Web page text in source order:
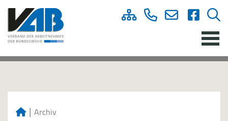
Archiv